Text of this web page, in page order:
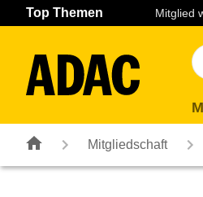
Navigation Seiteninhalt
Top Themen Mitglied
Mitgliedschaft